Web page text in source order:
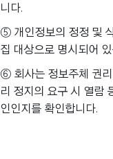
니다.
⑤ 개인정보의 정정 및
집 대상으로 명시되어
⑥ 회사는 정보주체 권리
리 정지의 요구 시 열람
인인지를 확인합니다.